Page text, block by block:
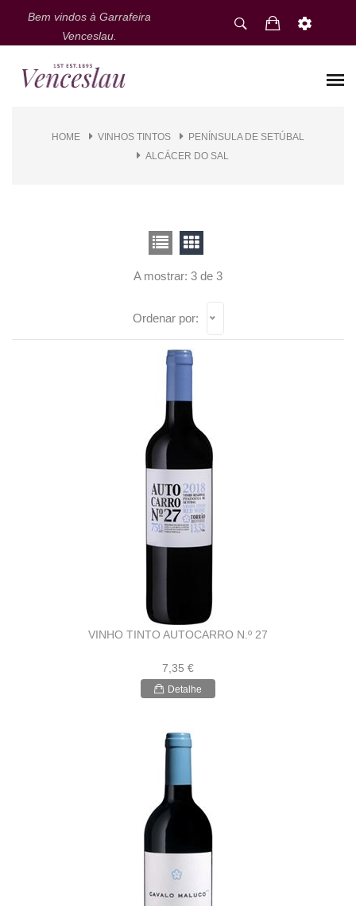
Bem vindos à Garrafeira
Venceslau.
HOME VINHOS TINTOS
PENÍNSULA DE SETÚBAL
ALCÁCER DO SAL
A mostrar: 3 de 3
Ordenar por:
VINHO TINTO AUTOCARRO N.º 27
7,35 €
Detalhe